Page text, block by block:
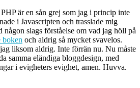
är en sån grej som jag i princip inte
i Javascripten och trasslade mig
någon slags förståelse om vad jag höll på
boken och aldrig så mycket svavelos.
liksom aldrig. Inte förrän nu. Nu måste
samma eländiga bloggdesign, med
i evigheters evighet, amen. Huvva.